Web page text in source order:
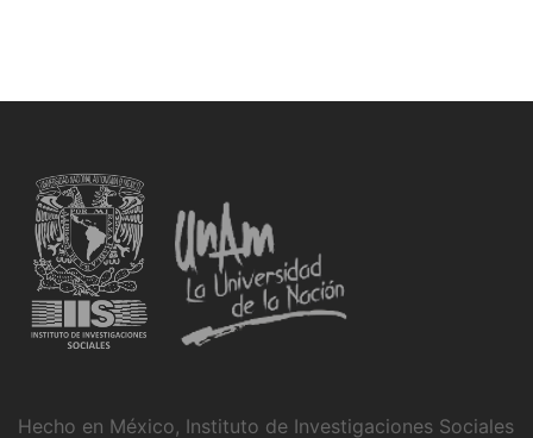
Hecho en México, Instituto de Investigaciones Sociales